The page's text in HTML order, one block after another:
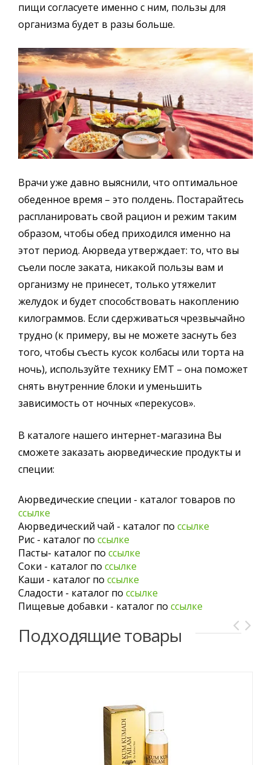
пищи согласуете именно с ним, пользы для
организма будет в разы больше.
Врачи уже давно выяснили, что оптимальное
обеденное время – это полдень. Постарайтесь
распланировать свой рацион и режим таким
образом, чтобы обед приходился именно на
этот период. Аюрведа утверждает: то, что вы
съели после заката, никакой пользы вам и
организму не принесет, только утяжелит
желудок и будет способствовать накоплению
килограммов. Если сдерживаться чрезвычайно
трудно (к примеру, вы не можете заснуть без
того, чтобы съесть кусок колбасы или торта на
ночь), используйте технику ЕМТ – она поможет
снять внутренние блоки и уменьшить
зависимость от ночных «перекусов».
В каталоге нашего интернет-магазина Вы
сможете заказать аюрведические продукты и
специи:
Аюрведические специи - каталог товаров по
ссылке
Аюрведический чай - каталог по ссылке
Рис - каталог по ссылке
Пасты- каталог по ссылке
Соки - каталог по ссылке
Каши - каталог по ссылке
Сладости - каталог по ссылке
Пищевые добавки - каталог по ссылке
Подходящие товары